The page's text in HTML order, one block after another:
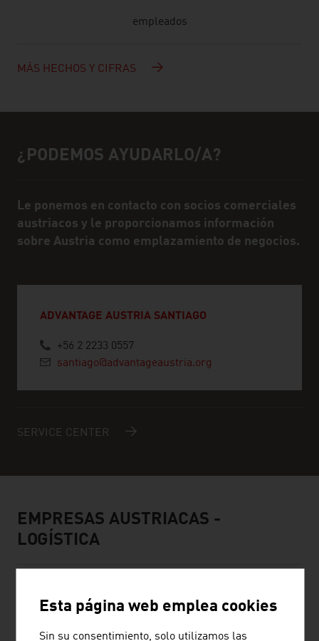
empleados
MÁS HECHOS Y CIFRAS
Ayuda y personas de contacto
¿PODEMOS AYUDARLO/A?
Le ponemos en contacto con socios comerciales
austriacos y le proporcionamos información
sobre Austria como emplazamiento de negocios.
ADVANTAGE AUSTRIA SANTIAGO
+56 2 2233 0557
santiago@advantageaustria.org
SERVICE CENTER
EMPRESAS AUSTRIACAS -
LOGÍSTICA
Esta página web emplea cookies
Sin su consentimiento, solo utilizamos las